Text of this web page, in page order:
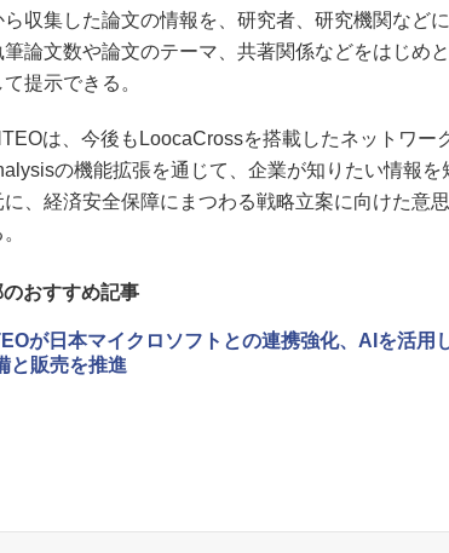
収集した論文の情報を、研究者、研究機関など
論文数や論文のテーマ、共著関係などをはじめ
提示できる。
は、今後もLoocaCrossを搭載したネットワー
の機能拡張を通じて、企業が知りたい情報を
に、経済安全保障にまつわる戦略立案に向けた意
おすすめ記事
が日本マイクロソフトとの連携強化、AIを活用
と販売を推進